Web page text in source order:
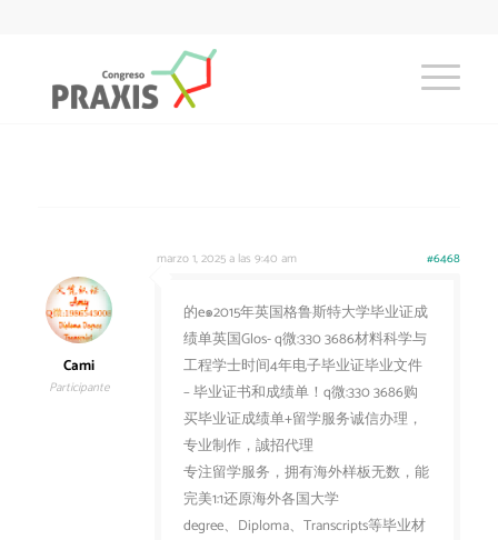
marzo 1, 2025 a las 9:40 am #6468
Cami
Participante
的e๑2015年英国格鲁斯特大学毕业证成
绩单英国Glos- q微:330 3686材料科学与
工程学士时间4年电子毕业证毕业文件
– 毕业证书和成绩单！q微:330 3686购
买毕业证成绩单+留学服务诚信办理，
专业制作，誠招代理
专注留学服务，拥有海外样板无数，能
完美1:1还原海外各国大学
degree、Diploma、Transcripts等毕业材